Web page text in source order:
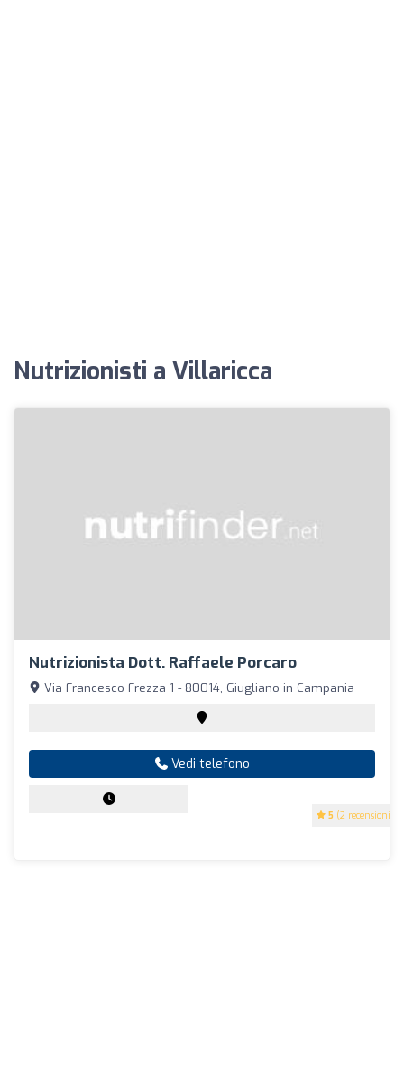
Nutrizionisti a Villaricca
Nutrizionista Dott. Raffaele Porcaro
5 (2 recensioni)
Via Francesco Frezza 1 - 80014, Giugliano in Campania
Vedi telefono